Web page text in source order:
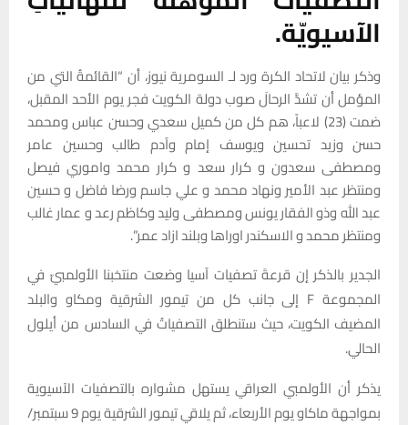
الآسيويّة.
وذكر بيان لاتحاد الكرة ورد لـ السومرية نيوز، أن “القائمةُ التي من
المؤمل أن تشدَّ الرحالَ صوب دولة الكويت فجر يوم الأحد المقبل،
ضمت (23) لاعباً، هم كل من كميل سعدي وحسن عباس ومحمد
حسن وزيد تحسين ويوسف إمام وآدم طالب وحسين عامر
ومصطفى سعدون و كرار سعد و كرار محمد واموري فيصل
ومنتظر عبد الأمير ونهاد محمد و علي جاسم ورضا فاضل و حسين
عبد الله وذو الفقار يونس ومصطفى وليد وكاظم رعد و عمار غالب
ومنتظر محمد و الاسكندر اوراها وبلند ازاد عمر”.
الجدير بالذكر إن قرعةَ تصفيات آسيا وضعت منتخبنا الأولمبيّ في
المجموعة F إلى جانب كل من تيمور الشرقية ومكاو والبلد
المضيف الكويت، حيث ستنطلق التصفياتُ في السادس من أيلول
الحالي.
يذكر أن الأولمبي العراقي يستهل مشواره بالتصفيات الآسيوية
بمواجهة ماكاو يوم الأربعاء، ثم يلاقي تيمور الشرقية يوم 9 سبتمبر/